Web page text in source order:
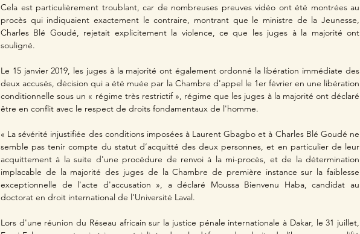
Cela est particulièrement troublant, car de nombreuses preuves vidéo ont été montrées au
procès qui indiquaient exactement le contraire, montrant que le ministre de la Jeunesse,
Charles Blé Goudé, rejetait explicitement la violence, ce que les juges à la majorité ont
souligné.
Le 15 janvier 2019, les juges à la majorité ont également ordonné la libération immédiate des
deux accusés, décision qui a été muée par la Chambre d'appel le 1er février en une libération
conditionnelle sous un « régime très restrictif », régime que les juges à la majorité ont déclaré
être en conflit avec le respect de droits fondamentaux de l'homme.
« La sévérité injustifiée des conditions imposées à Laurent Gbagbo et à Charles Blé Goudé ne
semble pas tenir compte du statut d’acquitté des deux personnes, et en particulier de leur
acquittement à la suite d'une procédure de renvoi à la mi-procès, et de la détermination
implacable de la majorité des juges de la Chambre de première instance sur la faiblesse
exceptionnelle de l'acte d'accusation », a déclaré Moussa Bienvenu Haba, candidat au
doctorat en droit international de l'Université Laval.
Lors d'une réunion du Réseau africain sur la justice pénale internationale à Dakar, le 31 juillet,